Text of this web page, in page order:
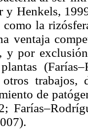
y Henkels,
como la
ventaja
y por
otros
de